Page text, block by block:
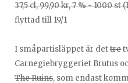
37,5 cl, 99,90 kr, 7 % - 1000
flyttad till 19/1
I småpartisläppet är dettre
Carnegiebryggeriet Brutus
The Ruins, som endast